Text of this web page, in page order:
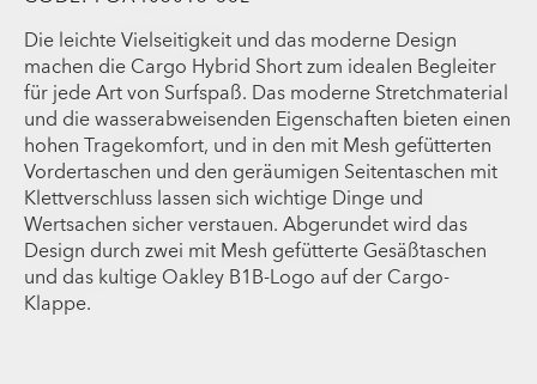
Die leichte Vielseitigkeit und das moderne Design
machen die Cargo Hybrid Short zum idealen Begleiter
für jede Art von Surfspaß. Das moderne Stretchmaterial
und die wasserabweisenden Eigenschaften bieten einen
hohen Tragekomfort, und in den mit Mesh gefütterten
Vordertaschen und den geräumigen Seitentaschen mit
Klettverschluss lassen sich wichtige Dinge und
Wertsachen sicher verstauen. Abgerundet wird das
Design durch zwei mit Mesh gefütterte Gesäßtaschen
und das kultige Oakley B1B-Logo auf der Cargo-
Klappe.